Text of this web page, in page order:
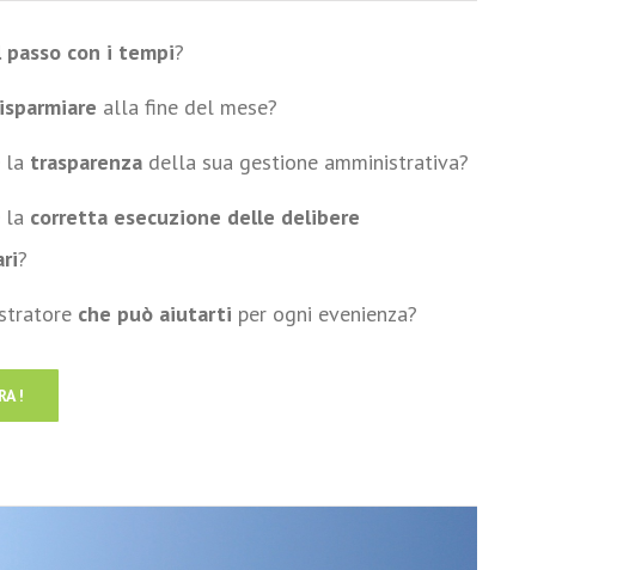
passo con i tempi?
alla fine del mese?
la trasparenza della sua gestione amministrativa?
la corretta esecuzione delle delibere
?
che può aiutarti per ogni evenienza?
!